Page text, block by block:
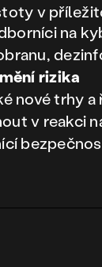
v
na
mění rizika
nové trhy a
v reakci